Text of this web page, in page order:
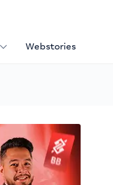
Webstories